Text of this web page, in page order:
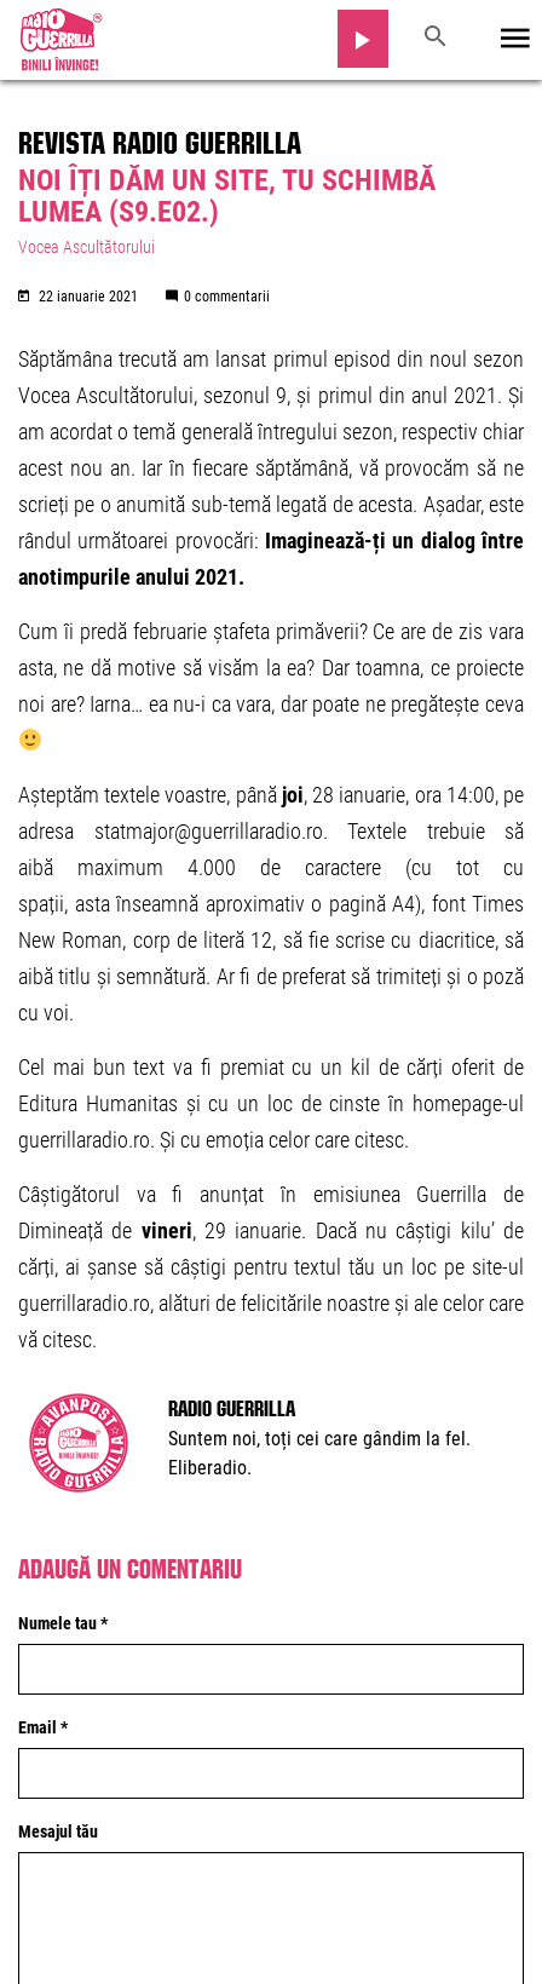
REVISTA RADIO GUERRILLA
NOI ÎȚI DĂM UN SITE, TU SCHIMBĂ
LUMEA (S9.E02.)
Vocea Ascultătorului
22 ianuarie 2021 0 commentarii
Săptămâna trecută am lansat primul episod din noul sezon
Vocea Ascultătorului, sezonul 9, și primul din anul 2021. Și
am acordat o temă generală întregului sezon, respectiv chiar
acest nou an. Iar în fiecare săptămână, vă provocăm să ne
scrieți pe o anumită sub-temă legată de acesta. Așadar, este
rândul următoarei provocări: Imaginează-ți un dialog între
anotimpurile anului 2021.
Cum îi predă februarie ștafeta primăverii? Ce are de zis vara
asta, ne dă motive să visăm la ea? Dar toamna, ce proiecte
noi are? Iarna… ea nu-i ca vara, dar poate ne pregătește ceva
Așteptăm textele voastre, până joi, 28 ianuarie, ora 14:00, pe
adresa statmajor@guerrillaradio.ro. Textele trebuie să
aibă maximum 4.000 de caractere (cu tot cu
spații, asta înseamnă aproximativ o pagină A4), font Times
New Roman, corp de literă 12, să fie scrise cu diacritice, să
aibă titlu și semnătură. Ar fi de preferat să trimiteți și o poză
cu voi.
Cel mai bun text va fi premiat cu un kil de cărți oferit de
Editura Humanitas și cu un loc de cinste în homepage-ul
guerrillaradio.ro. Și cu emoția celor care citesc.
Câștigătorul va fi anunțat în emisiunea Guerrilla de
Dimineață de vineri, 29 ianuarie. Dacă nu câștigi kilu’ de
cărți, ai șanse să câștigi pentru textul tău un loc pe site-ul
guerrillaradio.ro, alături de felicitările noastre și ale celor care
vă citesc.
Radio Guerrilla
Suntem noi, toți cei care gândim la fel.
Eliberadio.
Adaugă un comentariu
Numele tau *
Email *
Mesajul tău